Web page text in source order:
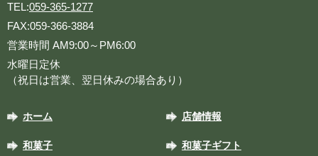
TEL:059-365-1277
FAX:059-366-3884
営業時間 AM9:00～PM6:00
水曜日定休
（祝日は営業、翌日休みの場合あり）
ホーム 店舗情報
和菓子 和菓子ギフト